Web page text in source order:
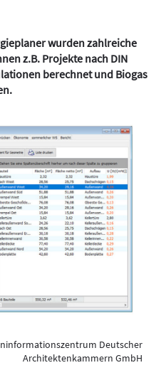
wurden zahlreiche
z.B. Projekte nach DIN
berechnet und Biogas
Deutscher
Architektenkammern GmbH